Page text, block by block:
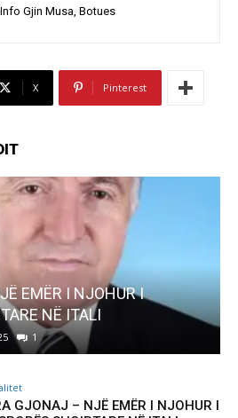
Gjin Musa, Botues
X Pinterest
NJOHUR I
Pregaditi
GJONAJ – NJË EMËR I NJOHUR I